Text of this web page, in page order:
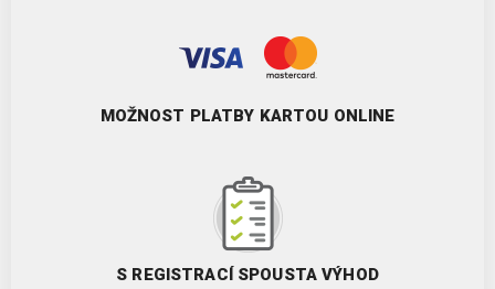
MOŽNOST PLATBY KARTOU ONLINE
S REGISTRACÍ SPOUSTA VÝHOD